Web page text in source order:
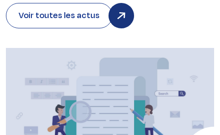
Voir toutes les actus